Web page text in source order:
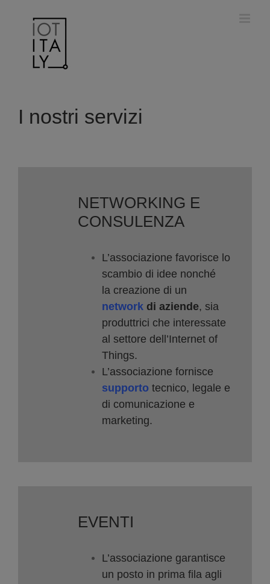
contenuto
I nostri servizi
NETWORKING E
CONSULENZA
L’associazione favorisce lo
scambio di idee nonché
la creazione di un
network di aziende, sia
produttrici che interessate
al settore dell’Internet of
Things.
L’associazione fornisce
supporto tecnico, legale e
di comunicazione e
marketing.
EVENTI
L’associazione garantisce
un posto in prima fila agli